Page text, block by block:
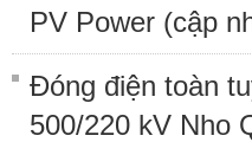
PV Power (cập
Đóng điện toàn
500/220 kV Nho